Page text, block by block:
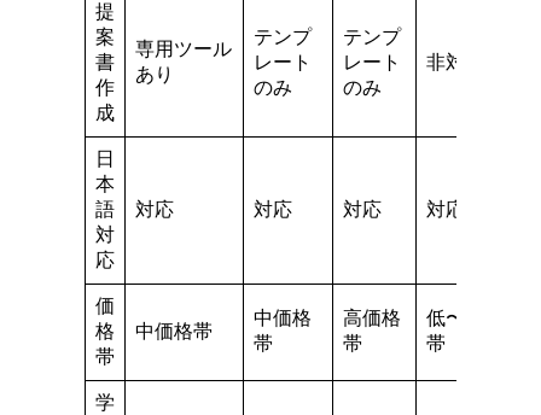
提
案
書
作
成
専用ツール
あり
テンプ
レート
のみ
テンプ
レート
のみ
非対応
日
本
語
対
応
対応 対応 対応 対応
価
格
帯
中価格帯
中価格
帯
高価格
帯
低〜中価格
帯
学